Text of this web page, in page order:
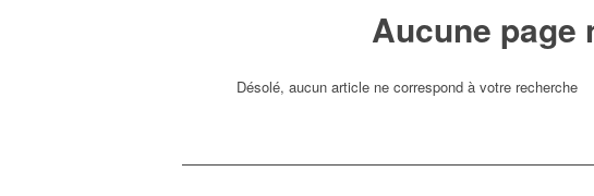
Aucune page
Désolé, aucun article ne correspond à votre recherche